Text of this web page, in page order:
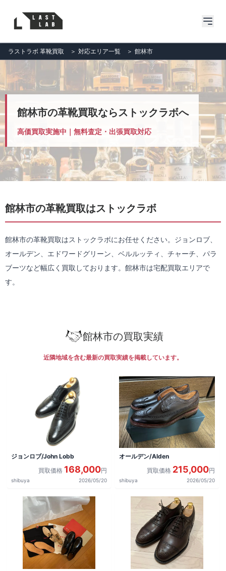
ラストラボ 革靴買取 ＞ 対応エリア一覧 ＞ 館林市
館林市の革靴買取ならストックラボへ
高価買取実施中｜無料査定・出張買取対応
館林市の革靴買取はストックラボ
館林市の革靴買取はストックラボにお任せください。ジョンロブ、
オールデン、エドワードグリーン、ベルルッティ、チャーチ、パラ
ブーツなど幅広く買取しております。館林市は宅配買取エリアで
す。
館林市の買取実績
近隣地域を含む最新の買取実績を掲載しています。
ジョンロブ/John Lobb
買取価格 168,000円
shibuya 2026/05/20
オールデン/Alden
買取価格 215,000円
shibuya 2026/05/20